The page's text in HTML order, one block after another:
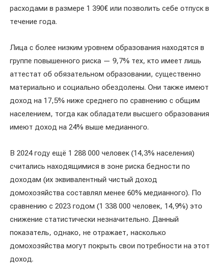
расходами в размере 1 390€ или позволить себе отпуск в
течение года.
Лица с более низким уровнем образования находятся в
группе повышенного риска — 9,7% тех, кто имеет лишь
аттестат об обязательном образовании, существенно
материально и социально обездолены. Они также имеют
доход на 17,5% ниже среднего по сравнению с общим
населением, тогда как обладатели высшего образования
имеют доход на 24% выше медианного.
В 2024 году ещё 1 288 000 человек (14,3% населения)
считались находящимися в зоне риска бедности по
доходам (их эквивалентный чистый доход
домохозяйства составлял менее 60% медианного). По
сравнению с 2023 годом (1 338 000 человек, 14,9%) это
снижение статистически незначительно. Данный
показатель, однако, не отражает, насколько
домохозяйства могут покрыть свои потребности на этот
доход.